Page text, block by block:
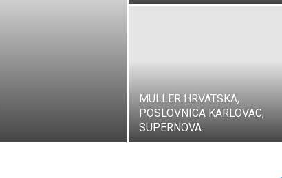
MULLER HRVATSKA,
POSLOVNICA KARLOVAC,
SUPERNOVA